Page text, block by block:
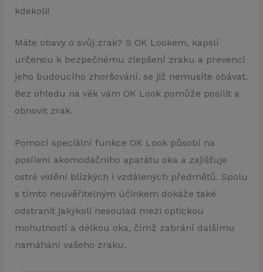
kdekoli!
Máte obavy o svůj zrak? S OK Lookem, kapslí
určenou k bezpečnému zlepšení zraku a prevenci
jeho budoucího zhoršování, se již nemusíte obávat.
Bez ohledu na věk vám OK Look pomůže posílit a
obnovit zrak.
Pomocí speciální funkce OK Look působí na
posílení akomodačního aparátu oka a zajišťuje
ostré vidění blízkých i vzdálených předmětů. Spolu
s tímto neuvěřitelným účinkem dokáže také
odstranit jakýkoli nesoulad mezi optickou
mohutností a délkou oka, čímž zabrání dalšímu
namáhání vašeho zraku.